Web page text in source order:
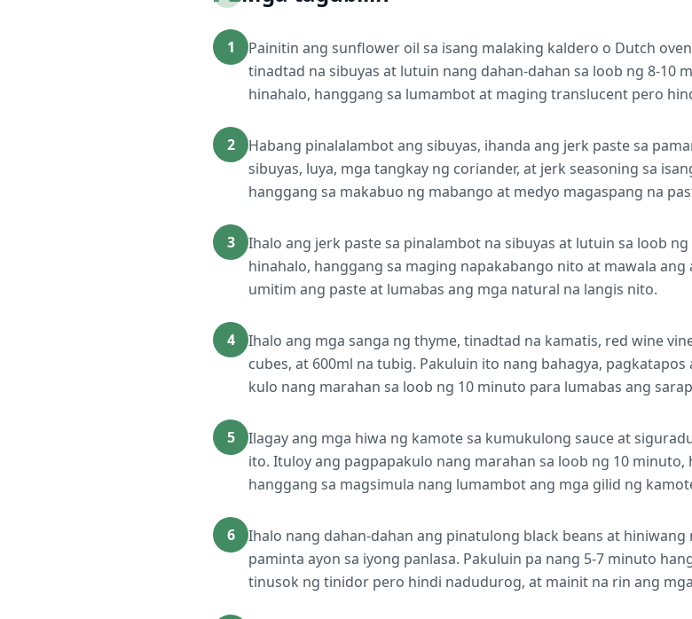
1
Painitin ang sunflower oil sa isang malaking kaldero o Dutch
tinadtad na sibuyas at lutuin nang dahan-dahan sa loob ng 8-10
hinahalo, hanggang sa lumambot at maging translucent pero
2
Habang pinalalambot ang sibuyas, ihanda ang jerk paste sa
sibuyas, luya, mga tangkay ng coriander, at jerk seasoning sa
hanggang sa makabuo ng mabango at medyo magaspang na
3
Ihalo ang jerk paste sa pinalambot na sibuyas at lutuin sa loob
hinahalo, hanggang sa maging napakabango nito at mawala
umitim ang paste at lumabas ang mga natural na langis nito.
4
Ihalo ang mga sanga ng thyme, tinadtad na kamatis, red wine
cubes, at 600ml na tubig. Pakuluin ito nang bahagya,
kulo nang marahan sa loob ng 10 minuto para lumabas ang
5
Ilagay ang mga hiwa ng kamote sa kumukulong sauce at
ito. Ituloy ang pagpapakulo nang marahan sa loob ng 10
hanggang sa magsimula nang lumambot ang mga gilid ng
6
Ihalo nang dahan-dahan ang pinatulong black beans at
paminta ayon sa iyong panlasa. Pakuluin pa nang 5-7 minuto
tinusok ng tinidor pero hindi nadudurog, at mainit na rin ang